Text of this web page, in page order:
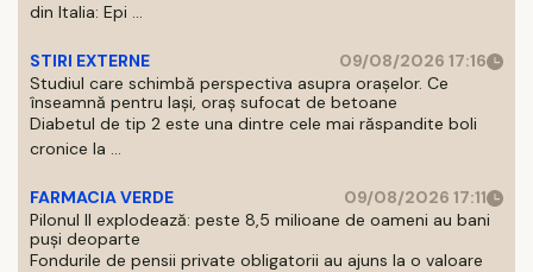
din Italia: Epi ...
STIRI EXTERNE
09/08/2026 17:16
Studiul care schimbă perspectiva asupra orașelor. Ce
înseamnă pentru Iași, oraș sufocat de betoane
Diabetul de tip 2 este una dintre cele mai răspandite boli
cronice la ...
FARMACIA VERDE
09/08/2026 17:11
Pilonul II explodează: peste 8,5 milioane de oameni au bani
puși deoparte
Fondurile de pensii private obligatorii au ajuns la o valoare